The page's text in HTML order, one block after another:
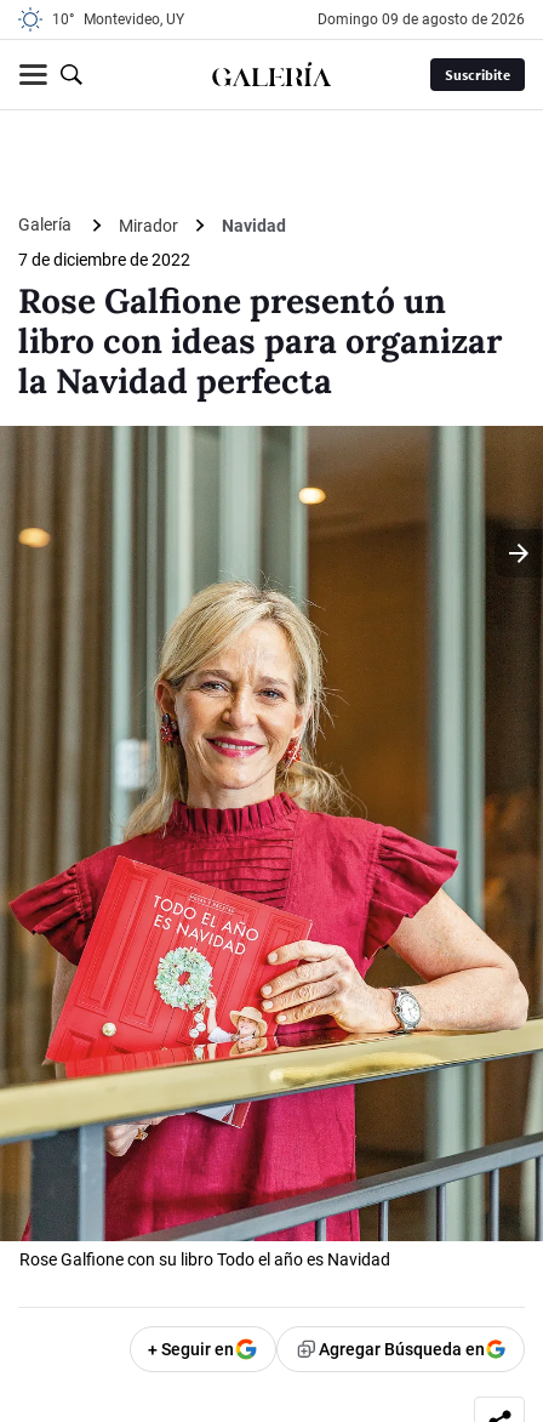
10° Montevideo, UY domingo 09 de agosto de 2026
Suscribite
Galería Mirador
Navidad
7 de diciembre de 2022
Rose Galfione presentó un
libro con ideas para organizar
la Navidad perfecta
Rose Galfione con su libro Todo el año es Navidad
+ Seguir en Agregar Búsqueda en